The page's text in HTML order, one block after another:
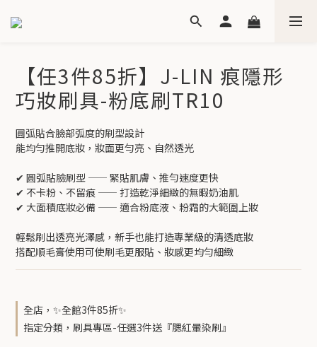
【任3件85折】J-LIN 痕隱形
巧妝刷具-粉底刷TR10
圓弧貼合臉部弧度的刷型設計
能均勻推開底妝，妝面更勻亮、自然透光
✔ 圓弧貼臉刷型 —— 緊貼肌膚、推勻速度更快
✔ 不卡粉、不留痕 —— 打造乾淨細緻的無暇奶油肌
✔ 大面積底妝必備 —— 適合粉底液、粉霜的大範圍上妝
輕鬆刷出透亮光澤感，新手也能打造專業級的清透底妝
搭配順毛膏使用可使刷毛更服貼、妝感更均勻細緻
全店，✨全館3件85折✨
指定分類，刷具專區-任選3件送『腮紅暈染刷』